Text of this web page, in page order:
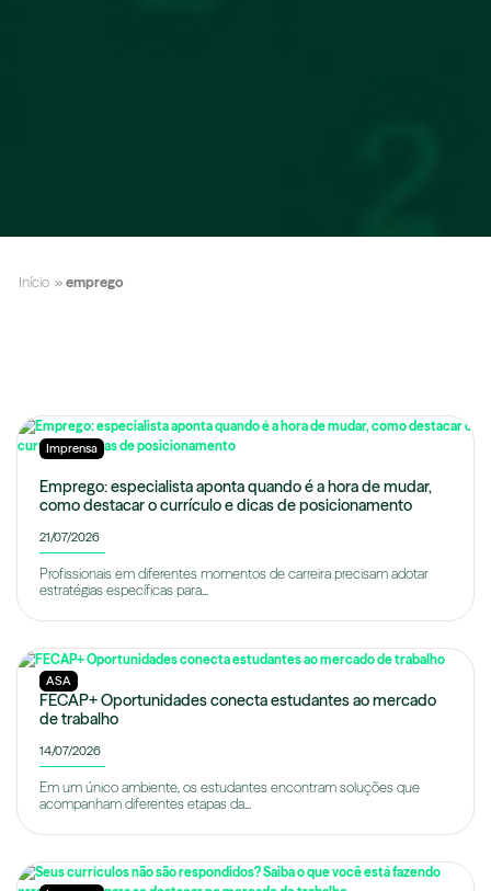
Início » emprego
Imprensa
Emprego: especialista aponta quando é a hora de mudar,
como destacar o currículo e dicas de posicionamento
21/07/2026
Profissionais em diferentes momentos de carreira precisam adotar
estratégias específicas para...
ASA
FECAP+ Oportunidades conecta estudantes ao mercado
de trabalho
14/07/2026
Em um único ambiente, os estudantes encontram soluções que
acompanham diferentes etapas da...